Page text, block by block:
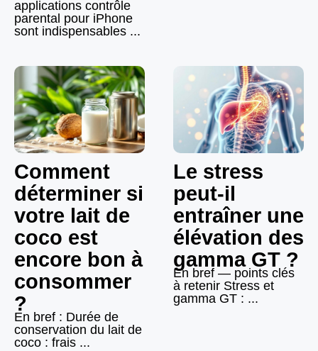
applications contrôle
parental pour iPhone
sont indispensables ...
Comment
déterminer si
votre lait de
coco est
encore bon à
consommer
?
En bref : Durée de
conservation du lait de
coco : frais ...
Le stress
peut-il
entraîner une
élévation des
gamma GT ?
En bref — points clés
à retenir Stress et
gamma GT : ...